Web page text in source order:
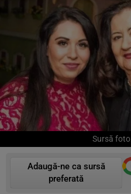
Sursă
Adaugă-ne ca sursă
preferată